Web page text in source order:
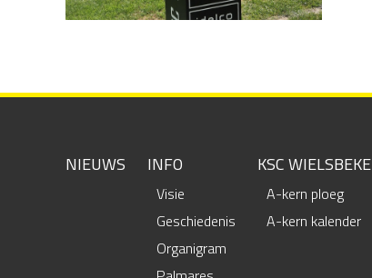
NIEUWS INFO
Visie
Geschiedenis
Organigram
KSC WIELSBEKE
A-kern ploeg
A-kern kalender